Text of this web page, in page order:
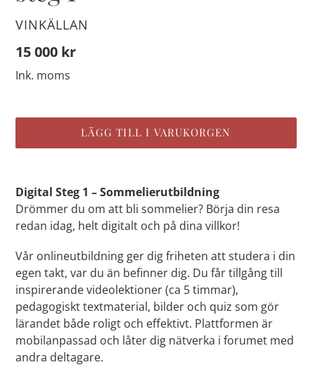
P
R
O
U
SÄLJARE
VINKÄLLAN
Ordinarie
pris
15 000 kr
Ink. moms
LÄGG TILL I VARUKORGEN
till
produkten
i
varukorg
Digital Steg 1 – Sommelierutbildning
Drömmer du om att bli sommelier? Börja din resa
redan idag, helt digitalt och på dina villkor!
Vår onlineutbildning ger dig friheten att studera i din
egen takt, var du än befinner dig. Du får tillgång till
inspirerande videolektioner (ca 5 timmar),
pedagogiskt textmaterial, bilder och quiz som gör
lärandet både roligt och effektivt. Plattformen är
mobilanpassad och låter dig nätverka i forumet med
andra deltagare.